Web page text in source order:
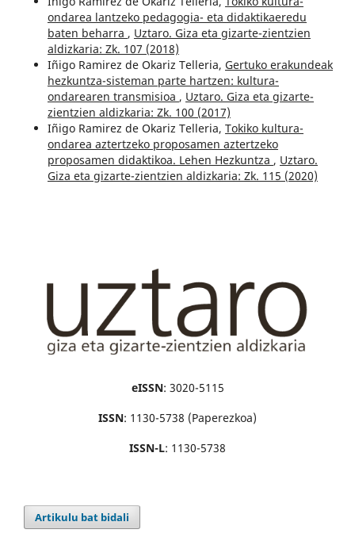
ondarea lantzeko pedagogia- eta didaktikaeredu
baten beharra , Uztaro. Giza eta gizarte-zientzien
aldizkaria: Zk. 107 (2018)
Iñigo Ramirez de Okariz Telleria, Gertuko erakundeak
hezkuntza-sisteman parte hartzen: kultura-
ondarearen transmisioa , Uztaro. Giza eta gizarte-
zientzien aldizkaria: Zk. 100 (2017)
Iñigo Ramirez de Okariz Telleria, Tokiko kultura-
ondarea aztertzeko proposamen aztertzeko
proposamen didaktikoa. Lehen Hezkuntza , Uztaro.
Giza eta gizarte-zientzien aldizkaria: Zk. 115 (2020)
eISSN: 3020-5115
ISSN: 1130-5738 (Paperezkoa)
ISSN-L: 1130-5738
Artikulu bat bidali